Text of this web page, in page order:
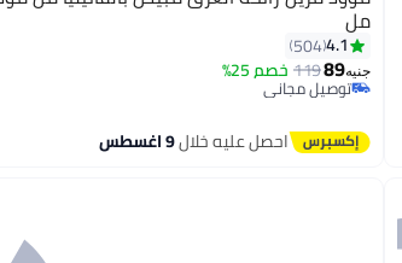
مل
4.1
504
جنيه89
119خصم 25%
توصيل مجاني
توصيل مجاني
احصل عليه خلال9 اغسطس